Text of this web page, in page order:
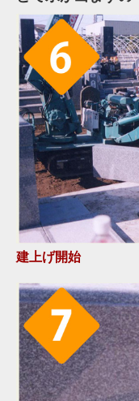
建上げ開始